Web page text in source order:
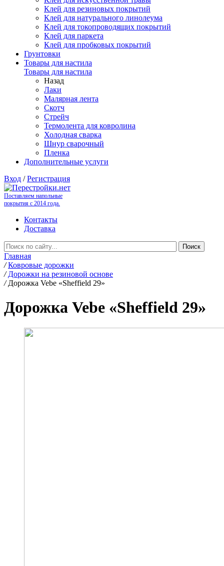
Клей для резиновых покрытий
Клей для натурального линолеума
Клей для токопроводящих покрытий
Клей для паркета
Клей для пробковых покрытий
Грунтовки
Товары для настила
Товары для настила
Назад
Лаки
Малярная лента
Скотч
Стрейч
Термолента для ковролина
Холодная сварка
Шнур сварочный
Пленка
Дополнительные услуги
Вход /Регистрация
Поставляем напольные
покрытия с 2014 года.
Контакты
Доставка
Главная
/ Ковровые дорожки
/ Дорожки на резиновой основе
/ Дорожка Vebe «Sheffield 29»
Дорожка Vebe «Sheffield 29»